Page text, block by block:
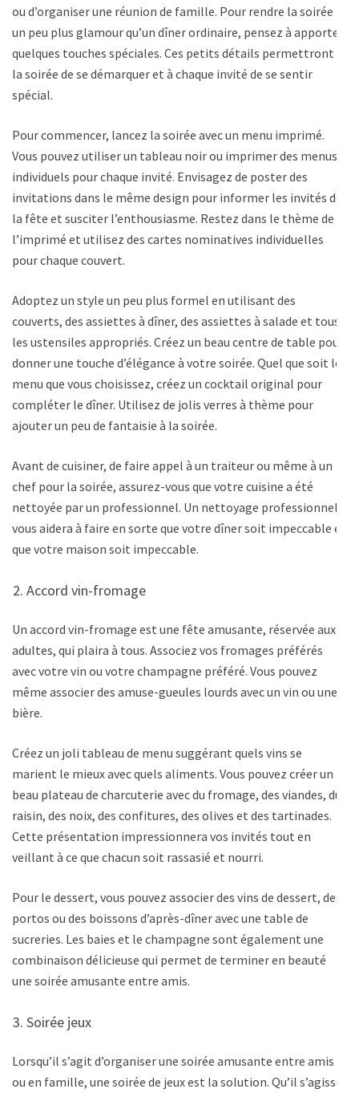
ou d’organiser une réunion de famille. Pour rendre la soirée
un peu plus glamour qu’un dîner ordinaire, pensez à apporter
quelques touches spéciales. Ces petits détails permettront à
la soirée de se démarquer et à chaque invité de se sentir
spécial.
Pour commencer, lancez la soirée avec un menu imprimé.
Vous pouvez utiliser un tableau noir ou imprimer des menus
individuels pour chaque invité. Envisagez de poster des
invitations dans le même design pour informer les invités de
la fête et susciter l’enthousiasme. Restez dans le thème de
l’imprimé et utilisez des cartes nominatives individuelles
pour chaque couvert.
Adoptez un style un peu plus formel en utilisant des
couverts, des assiettes à dîner, des assiettes à salade et tous
les ustensiles appropriés. Créez un beau centre de table pour
donner une touche d’élégance à votre soirée. Quel que soit le
menu que vous choisissez, créez un cocktail original pour
compléter le dîner. Utilisez de jolis verres à thème pour
ajouter un peu de fantaisie à la soirée.
Avant de cuisiner, de faire appel à un traiteur ou même à un
chef pour la soirée, assurez-vous que votre cuisine a été
nettoyée par un professionnel. Un nettoyage professionnel
vous aidera à faire en sorte que votre dîner soit impeccable et
que votre maison soit impeccable.
Accord vin-fromage
Un accord vin-fromage est une fête amusante, réservée aux
adultes, qui plaira à tous. Associez vos fromages préférés
avec votre vin ou votre champagne préféré. Vous pouvez
même associer des amuse-gueules lourds avec un vin ou une
bière.
Créez un joli tableau de menu suggérant quels vins se
marient le mieux avec quels aliments. Vous pouvez créer un
beau plateau de charcuterie avec du fromage, des viandes, du
raisin, des noix, des confitures, des olives et des tartinades.
Cette présentation impressionnera vos invités tout en
veillant à ce que chacun soit rassasié et nourri.
Pour le dessert, vous pouvez associer des vins de dessert, des
portos ou des boissons d’après-dîner avec une table de
sucreries. Les baies et le champagne sont également une
combinaison délicieuse qui permet de terminer en beauté
une soirée amusante entre amis.
Soirée jeux
Lorsqu’il s’agit d’organiser une soirée amusante entre amis
ou en famille, une soirée de jeux est la solution. Qu’il s’agisse